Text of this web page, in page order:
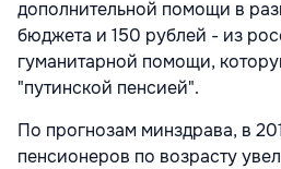
дополнительной помощи в
бюджета и 150 рублей - из
гуманитарной помощи,
"путинской пенсией".
По прогнозам минздрава, в
пенсионеров по возрасту